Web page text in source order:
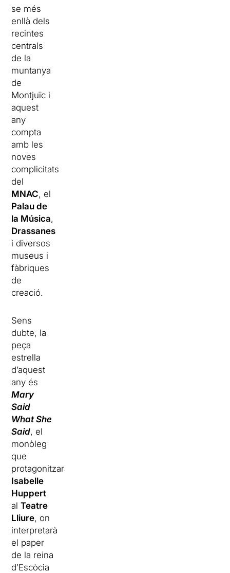
se més
enllà dels
recintes
centrals
de la
muntanya
de
Montjuïc i
aquest
any
compta
amb les
noves
complicitats
del
MNAC, el
Palau de
la Música,
Drassanes
i diversos
museus i
fàbriques
de
creació.
Sens
dubte, la
peça
estrella
d’aquest
any és
Mary
Said
What She
Said, el
monòleg
que
protagonitzarà
Isabelle
Huppert
alTeatre
Lliure, on
interpretarà
el paper
de la reina
d’Escòcia